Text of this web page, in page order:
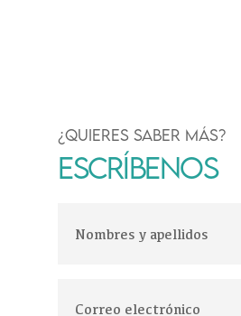
¿QUIERES SABER MÁS?
ESCRÍBENOS